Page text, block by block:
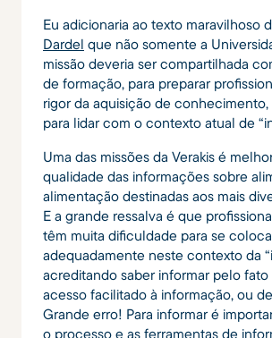
Eu adicionaria ao texto maravilhoso
Dardel que não somente a
missão deveria ser compartilhada
de formação, para preparar
rigor da aquisição de
para lidar com o contexto atual de
Uma das missões da Verakis é
qualidade das informações sobre
alimentação destinadas aos mais
E a grande ressalva é que
têm muita dificuldade para se
adequadamente neste contexto da
acreditando saber informar pelo
acesso facilitado à informação, ou
Grande erro! Para informar é
o processo e as ferramentas de